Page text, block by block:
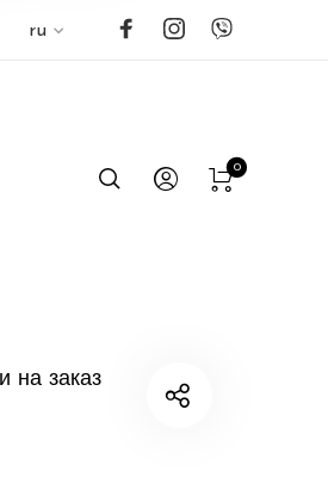
ru
0
на заказ